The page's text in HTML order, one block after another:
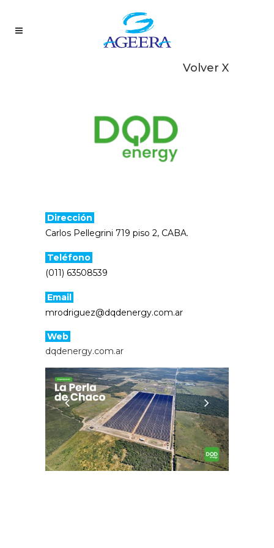
Volver X
Dirección
Carlos Pellegrini 719 piso 2, CABA.
Teléfono
(011) 63508539
Email
mrodriguez@dqdenergy.com.ar
Web
dqdenergy.com.ar